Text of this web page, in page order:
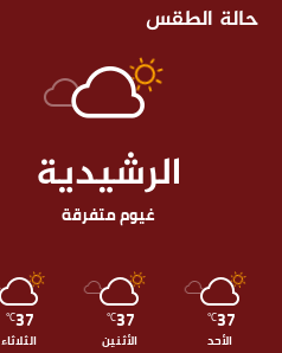
حالة الطقس
الرشيدية
غيوم متفرقة
37
℃
الأحد
37
℃
الأثنين
37
℃
الثلاثاء